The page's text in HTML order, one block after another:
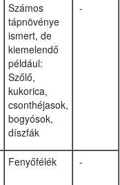
Számos
tápnövénye
ismert, de
kiemelendő
például:
Szőlő,
kukorica,
csonthéjasok,
bogyósok,
díszfák
-
Fenyőfélék -